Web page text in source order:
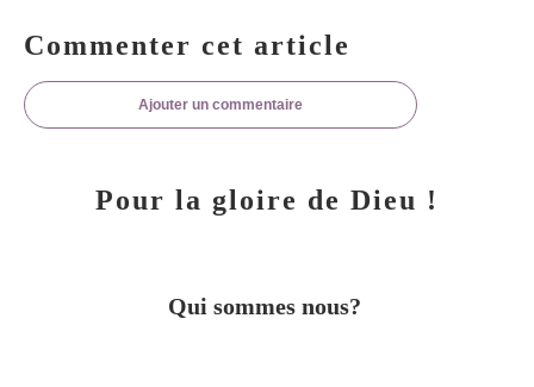
Commenter cet article
Ajouter un commentaire
Pour la gloire de Dieu !
Qui sommes nous?